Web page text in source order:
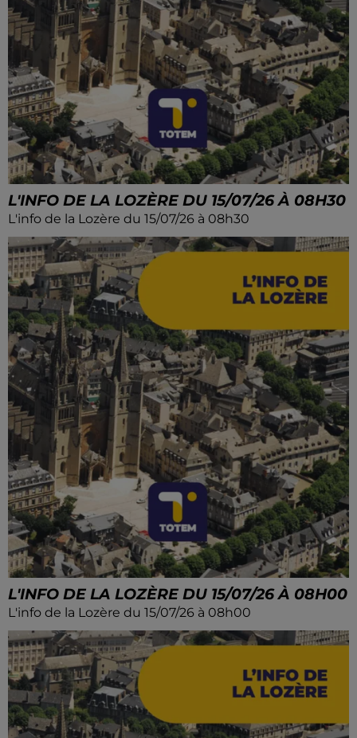
L'INFO DE LA LOZÈRE DU 15/07/26 À 08H30
L'info de la Lozère du 15/07/26 à 08h30
L'INFO DE LA LOZÈRE DU 15/07/26 À 08H00
L'info de la Lozère du 15/07/26 à 08h00